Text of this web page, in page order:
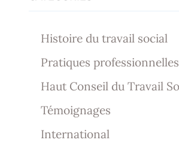
Histoire du travail social
Pratiques professionnelles
Haut Conseil du Travail
Témoignages
International